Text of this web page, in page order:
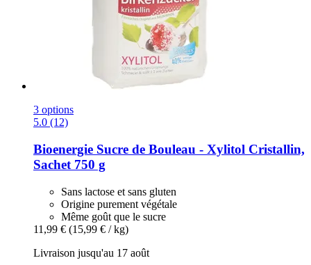
3 options
5.0 (12)
Bioenergie Sucre de Bouleau -​ Xylitol Cristallin,
Sachet 750 g
Sans lactose et sans gluten
Origine purement végétale
Même goût que le sucre
11,99 € (15,99 € / kg)
Livraison jusqu'au 17 août